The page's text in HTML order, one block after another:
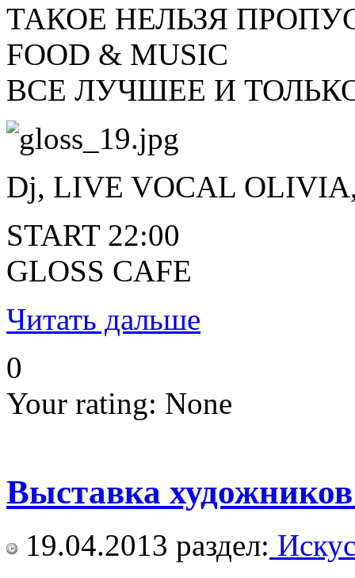
ТАКОЕ НЕЛЬЗЯ
FOOD & MUSIC
ВСЕ ЛУЧШЕЕ И
Dj, LIVE VOCAL
START 22:00
GLOSS CAFE
Читать дальше
0
Your rating: None
Выставка
19.04.2013 раздел: